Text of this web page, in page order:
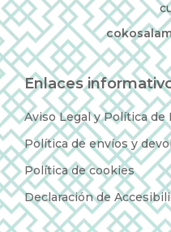
Enlaces
Aviso Legal y Política de
Política de envíos y
Política de cookies
Declaración de